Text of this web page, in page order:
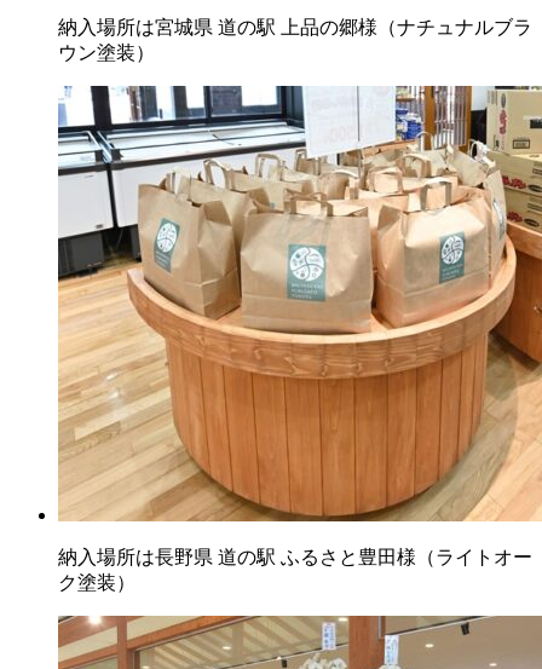
納入場所は宮城県 道の駅 上品の郷様（ナチュナルブラ
ウン塗装）
納入場所は長野県 道の駅 ふるさと豊田様（ライトオー
ク塗装）